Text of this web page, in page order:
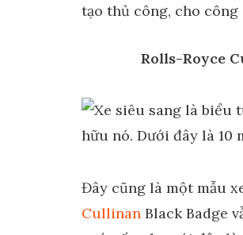
tạo thủ công, cho công
Rolls-Royce
Đây cũng là một mẫu
Cullinan Black Badge